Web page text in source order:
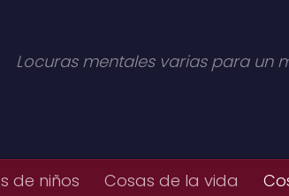
Locuras mentales varias para un
de niños Cosas de la vida